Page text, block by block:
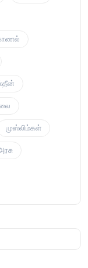
முஸ்லிம்கள்